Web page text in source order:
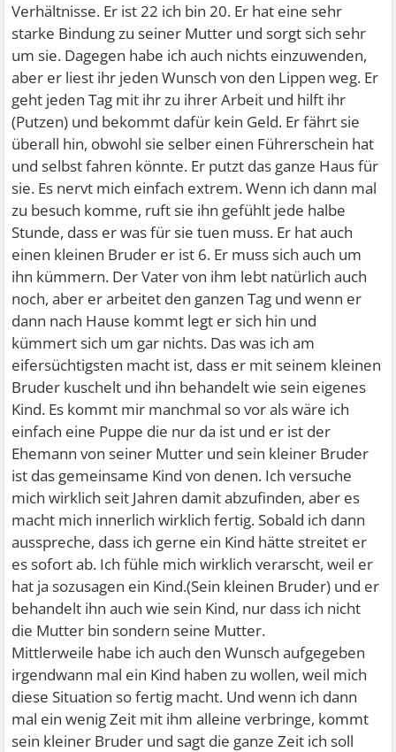
Verhältnisse. Er ist 22 ich bin 20. Er hat eine sehr
starke Bindung zu seiner Mutter und sorgt sich sehr
um sie. Dagegen habe ich auch nichts einzuwenden,
aber er liest ihr jeden Wunsch von den Lippen weg. Er
geht jeden Tag mit ihr zu ihrer Arbeit und hilft ihr
(Putzen) und bekommt dafür kein Geld. Er fährt sie
überall hin, obwohl sie selber einen Führerschein hat
und selbst fahren könnte. Er putzt das ganze Haus für
sie. Es nervt mich einfach extrem. Wenn ich dann mal
zu besuch komme, ruft sie ihn gefühlt jede halbe
Stunde, dass er was für sie tuen muss. Er hat auch
einen kleinen Bruder er ist 6. Er muss sich auch um
ihn kümmern. Der Vater von ihm lebt natürlich auch
noch, aber er arbeitet den ganzen Tag und wenn er
dann nach Hause kommt legt er sich hin und
kümmert sich um gar nichts. Das was ich am
eifersüchtigsten macht ist, dass er mit seinem kleinen
Bruder kuschelt und ihn behandelt wie sein eigenes
Kind. Es kommt mir manchmal so vor als wäre ich
einfach eine Puppe die nur da ist und er ist der
Ehemann von seiner Mutter und sein kleiner Bruder
ist das gemeinsame Kind von denen. Ich versuche
mich wirklich seit Jahren damit abzufinden, aber es
macht mich innerlich wirklich fertig. Sobald ich dann
ausspreche, dass ich gerne ein Kind hätte streitet er
es sofort ab. Ich fühle mich wirklich verarscht, weil er
hat ja sozusagen ein Kind.(Sein kleinen Bruder) und er
behandelt ihn auch wie sein Kind, nur dass ich nicht
die Mutter bin sondern seine Mutter.
Mittlerweile habe ich auch den Wunsch aufgegeben
irgendwann mal ein Kind haben zu wollen, weil mich
diese Situation so fertig macht. Und wenn ich dann
mal ein wenig Zeit mit ihm alleine verbringe, kommt
sein kleiner Bruder und sagt die ganze Zeit ich soll